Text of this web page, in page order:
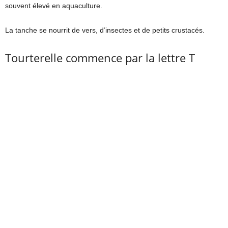
souvent élevé en aquaculture.
La tanche se nourrit de vers, d’insectes et de petits crustacés.
Tourterelle commence par la lettre T